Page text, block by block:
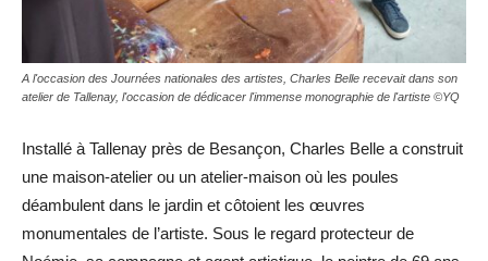
A l'occasion des Journées nationales des artistes, Charles Belle recevait dans son
atelier de Tallenay, l'occasion de dédicacer l'immense monographie de l'artiste ©YQ
Installé à Tallenay près de Besançon, Charles Belle a construit
une maison-atelier ou un atelier-maison où les poules
déambulent dans le jardin et côtoient les œuvres
monumentales de l’artiste. Sous le regard protecteur de